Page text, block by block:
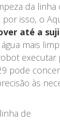
da
isso, o
até a
mais
pode
às